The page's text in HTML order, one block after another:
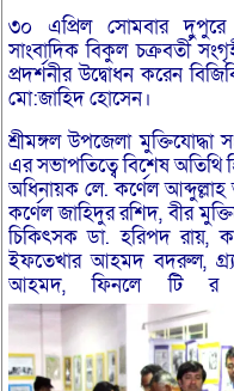
৩০ এপ্রিল সোমবার দুপুরে
সাংবাদিক বিকুল চক্রবর্তী
প্রদর্শনীর উদ্বোধন করেন
মো:জাহিদ হোসেন।
শ্রীমঙ্গল উপজেলা
এর সভাপতিত্বে বিশেষ অতিথি
অধিনায়ক লে. কর্ণেল
কর্ণেল জাহিদুর রশিদ, বীর
চিকিৎসক ডা. হরিপদ রায়,
ইফতেখার আহমদ বদরুল,
আহমদ, ফিনলে টি র